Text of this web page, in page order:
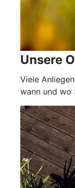
Unsere
Viele
wann und wo